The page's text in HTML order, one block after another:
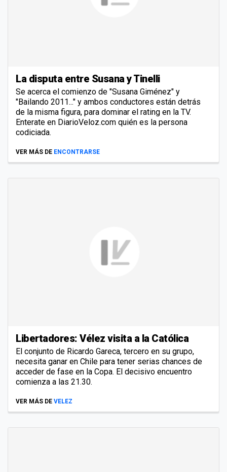
La disputa entre Susana y Tinelli
Se acerca el comienzo de "Susana Giménez" y
"Bailando 2011..." y ambos conductores están detrás
de la misma figura, para dominar el rating en la TV.
Enterate en DiarioVeloz.com quién es la persona
codiciada.
VER MÁS DE ENCONTRARSE
Libertadores: Vélez visita a la Católica
El conjunto de Ricardo Gareca, tercero en su grupo,
necesita ganar en Chile para tener serias chances de
acceder de fase en la Copa. El decisivo encuentro
comienza a las 21.30.
VER MÁS DE VELEZ